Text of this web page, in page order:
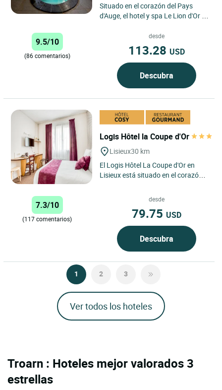
Situado en el corazón del Pays
d'Auge, el hotel y spa Le Lion d'Or le
tranquilo y acogedor...
9.5/10
(86 comentarios)
desde
113.28 USD
Descubra
Logis Hôtel la Coupe d'Or
Lisieux30 km
El Logis Hôtel La Coupe d'Or en
Lisieux está situado en el corazón
7.3/10
(117 comentarios)
desde
79.75 USD
Descubra
1 2 3
Ver todos los hoteles
Troarn : Hoteles mejor valorados 3
estrellas